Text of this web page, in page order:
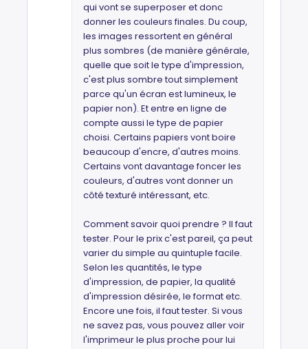
qui vont se superposer et donc
donner les couleurs finales. Du coup,
les images ressortent en général
plus sombres (de manière générale,
quelle que soit le type d'impression,
c'est plus sombre tout simplement
parce qu'un écran est lumineux, le
papier non). Et entre en ligne de
compte aussi le type de papier
choisi. Certains papiers vont boire
beaucoup d'encre, d'autres moins.
Certains vont davantage foncer les
couleurs, d'autres vont donner un
côté texturé intéressant, etc.
Comment savoir quoi prendre ? Il faut
tester. Pour le prix c'est pareil, ça peut
varier du simple au quintuple facile.
Selon les quantités, le type
d'impression, de papier, la qualité
d'impression désirée, le format etc.
Encore une fois, il faut tester. Si vous
ne savez pas, vous pouvez aller voir
l'imprimeur le plus proche pour lui